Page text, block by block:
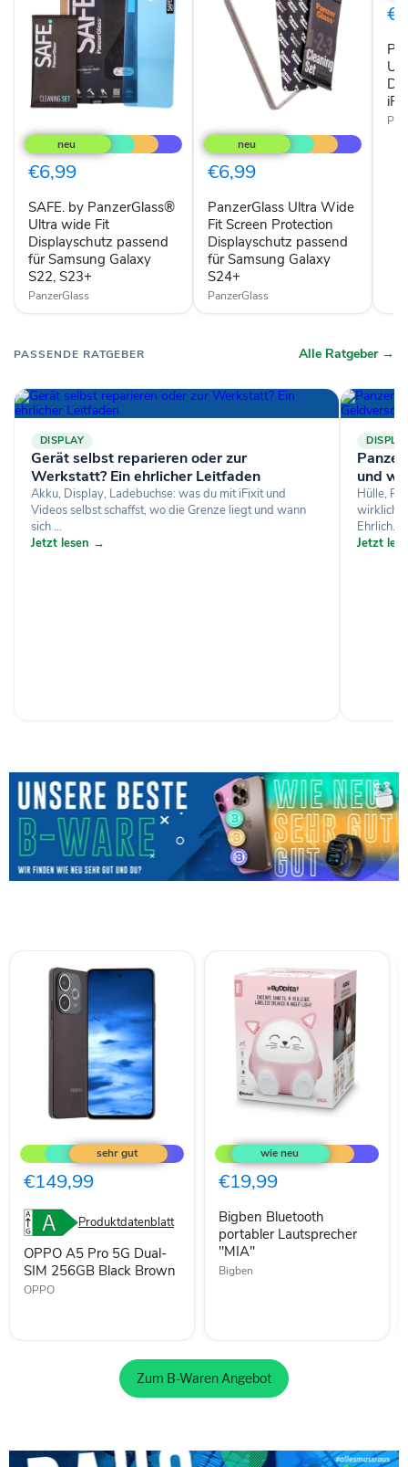
by
PanzerGlass®
Ultra
wide
Displayschutz
passend
für
Samsung
Galaxy
S22,
S23+
€6,99
SAFE. by PanzerGlass®
Ultra wide Fit
Displayschutz passend
für Samsung Galaxy
S22, S23+
PanzerGlass
Ultra
Wide
Fit
Screen
Displayschutz
passend
für
Samsung
Galaxy
S24+
€6,99
PanzerGlass Ultra Wide
Fit Screen Protection
Displayschutz passend
für Samsung Galaxy
S24+
PanzerGlass
Fit
für
16
Pro
PASSENDE RATGEBER Alle Ratgeber →
DISPLAY
Gerät selbst reparieren oder zur
Werkstatt? Ein ehrlicher Leitfaden
Akku, Display, Ladebuchse: was du mit iFixit und
Videos selbst schaffst, wo die Grenze liegt und wann
sich ...
Jetzt lesen →
und
Hülle,
wirklich
Ehrlich...
Jetzt
A5
Pro
5G
Dual-
SIM
256GB
Black
Brown
€149,99
Produktdatenblatt
OPPO A5 Pro 5G Dual-
SIM 256GB Black Brown
OPPO
Bluetooth
portabler
Lautsprecher
"MIA"
€19,99
Bigben Bluetooth
portabler Lautsprecher
"MIA"
Bigben
Zum B-Waren Angebot